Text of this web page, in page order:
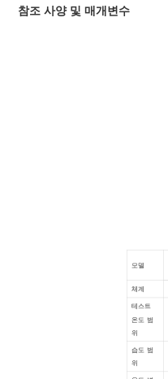
참조 사양 및 매개변수
모델
체계
테스트
온도 범
위
습도 범
위